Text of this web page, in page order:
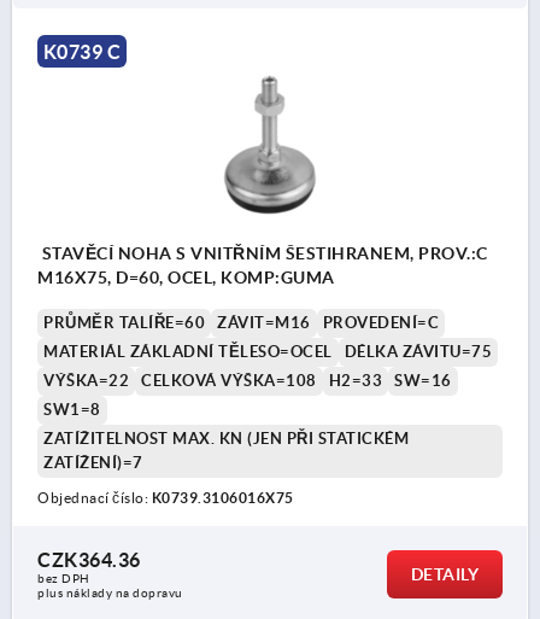
K0739 C
STAVĚCÍ NOHA S VNITŘNÍM ŠESTIHRANEM, PROV.:C
M16X75, D=60, OCEL, KOMP:GUMA
PRŮMĚR TALÍŘE=60 ZÁVIT=M16
PROVEDENÍ=C
MATERIÁL ZÁKLADNÍ TĚLESO=OCEL
DÉLKA ZÁVITU=75
VÝŠKA=22
CELKOVÁ VÝŠKA=108 H2=33
SW=16
SW1=8
ZATÍŽITELNOST MAX. KN (JEN PŘI STATICKÉM
ZATÍŽENÍ)=7
Objednací číslo: K0739.3106016X75
CZK364.36
bez DPH
plus náklady na dopravu
DETAILY